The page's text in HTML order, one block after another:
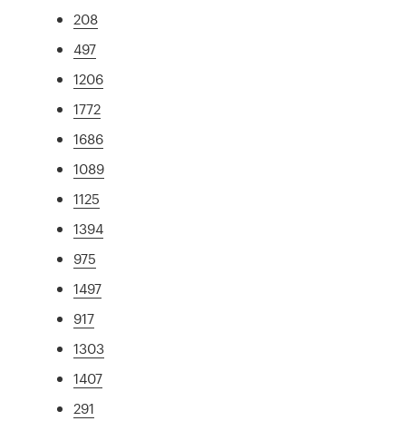
208
497
1206
1772
1686
1089
1125
1394
975
1497
917
1303
1407
291